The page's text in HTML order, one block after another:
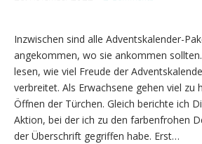
Inzwischen sind alle Adventskalender-
angekommen, wo sie ankommen
lesen, wie viel Freude der
verbreitet. Als Erwachsene gehen viel zu
Öffnen der Türchen. Gleich berichte ich
Aktion, bei der ich zu den farbenfrohen
der Überschrift gegriffen habe. Erst…